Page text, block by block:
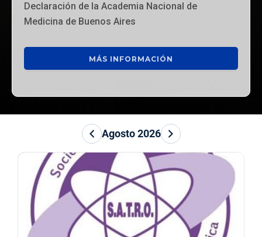
Declaración de la Academia Nacional de
Medicina de Buenos Aires
MÁS INFORMACIÓN
Agosto 2026